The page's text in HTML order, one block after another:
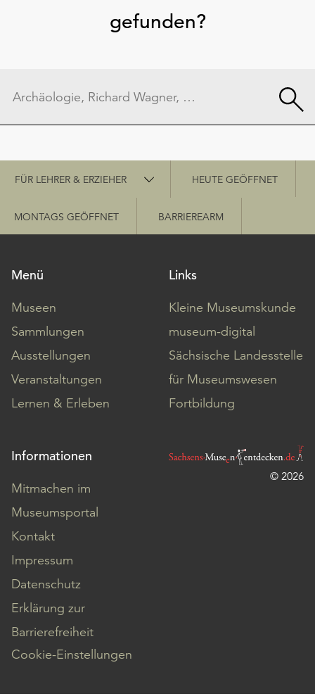
gefunden?
Schnellzugriff
FÜR LEHRER & ERZIEHER HEUTE GEÖFFNET
MONTAGS GEÖFFNET BARRIEREARM
Menü
Museen
Sammlungen
Ausstellungen
Veranstaltungen
Lernen & Erleben
Links
Kleine Museumskunde
museum-digital
Sächsische Landesstelle
für Museumswesen
Fortbildung
Informationen
Mitmachen im
Museumsportal
Kontakt
Impressum
Datenschutz
Erklärung zur
Barrierefreiheit
Cookie-Einstellungen
© 2026